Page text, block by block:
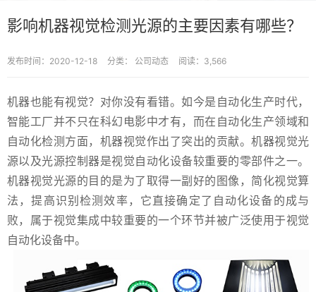
影响机器视觉检测光源的主要因素有哪些？
发布时间：2020-12-18 分类： 公司动态 阅读：3,566
机器也能有视觉？对你没有看错。如今是自动化生产时代，
智能工厂并不只在科幻电影中才有，而在自动化生产领域和
自动化检测方面，机器视觉作出了突出的贡献。机器视觉光
源以及光源控制器是视觉自动化设备较重要的零部件之一。
机器视觉光源的目的是为了取得一副好的图像，简化视觉算
法，提高识别检测效率，它直接确定了自动化设备的成与
败，属于视觉集成中较重要的一个环节并被广泛使用于视觉
自动化设备中。